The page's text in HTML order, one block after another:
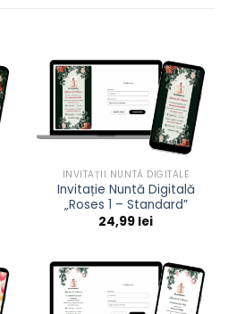
INVITAȚII NUNTĂ DIGITALE
Invitație Nuntă Digitală
„Roses 1 – Standard”
24,99 lei